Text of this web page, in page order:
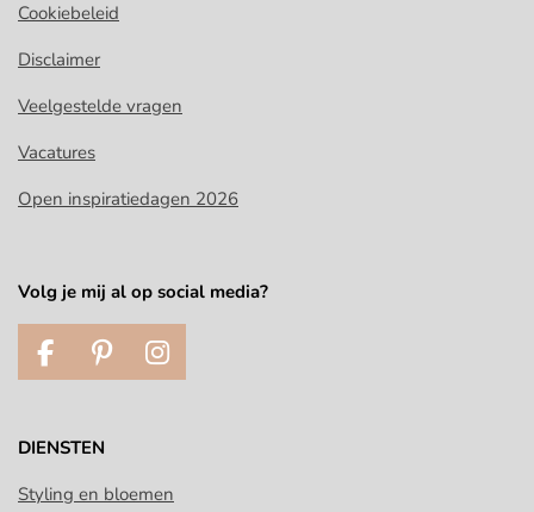
Cookiebeleid
Disclaimer
Veelgestelde vragen
Vacatures
Open inspiratiedagen 2026
Volg je mij al op social media?
F
a
e
o
P
i
t
r
I
n
g
DIENSTEN
Styling en bloemen